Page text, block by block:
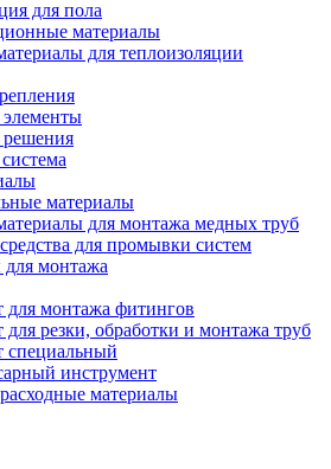
для пола
материалы
для теплоизоляции
материалы
для монтажа медных труб
для промывки систем
для монтажа
для монтажа фитингов
резки, обработки и монтажа труб
специальный
инструмент
материалы